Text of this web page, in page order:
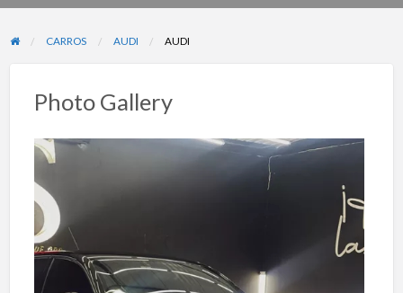
problema
CARROS AUDI AUDI
Photo Gallery